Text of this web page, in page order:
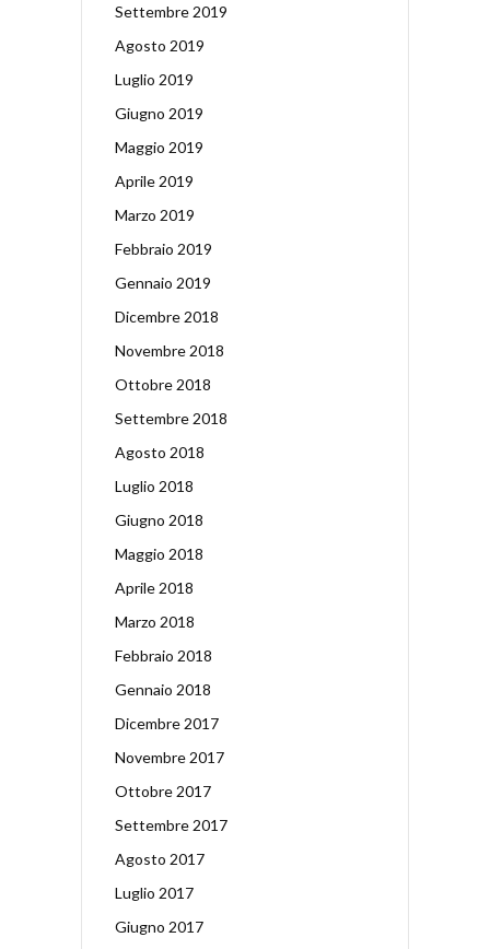
Settembre 2019
Agosto 2019
Luglio 2019
Giugno 2019
Maggio 2019
Aprile 2019
Marzo 2019
Febbraio 2019
Gennaio 2019
Dicembre 2018
Novembre 2018
Ottobre 2018
Settembre 2018
Agosto 2018
Luglio 2018
Giugno 2018
Maggio 2018
Aprile 2018
Marzo 2018
Febbraio 2018
Gennaio 2018
Dicembre 2017
Novembre 2017
Ottobre 2017
Settembre 2017
Agosto 2017
Luglio 2017
Giugno 2017